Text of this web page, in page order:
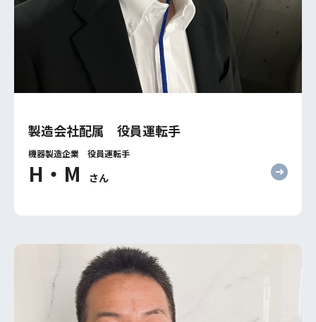
製造会社配属 役員運転手
機器製造企業 役員運転手
H・M さん